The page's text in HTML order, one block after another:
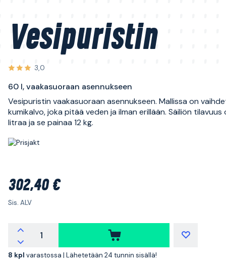
Vesipuristin
3,0
60 l, vaakasuoraan asennukseen
Vesipuristin vaakasuoraan asennukseen. Mallissa on
kumikalvo, joka pitää veden ja ilman erillään. Säiliön tilavuus
litraa ja se painaa 12 kg.
302,40 €
Sis. ALV
8 kpl varastossa | Lähetetään 24 tunnin sisällä!